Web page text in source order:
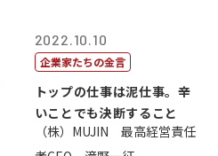
2022.10.10
企業家たちの金言
トップの仕事は泥仕事。辛
いことでも決断すること
（株）MUJIN 最高経営責任